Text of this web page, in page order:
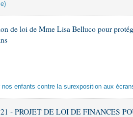
de loi de Mme Lisa Belluco pour
enfants contre la surexposition aux
- PROJET DE LOI DE FINANCES